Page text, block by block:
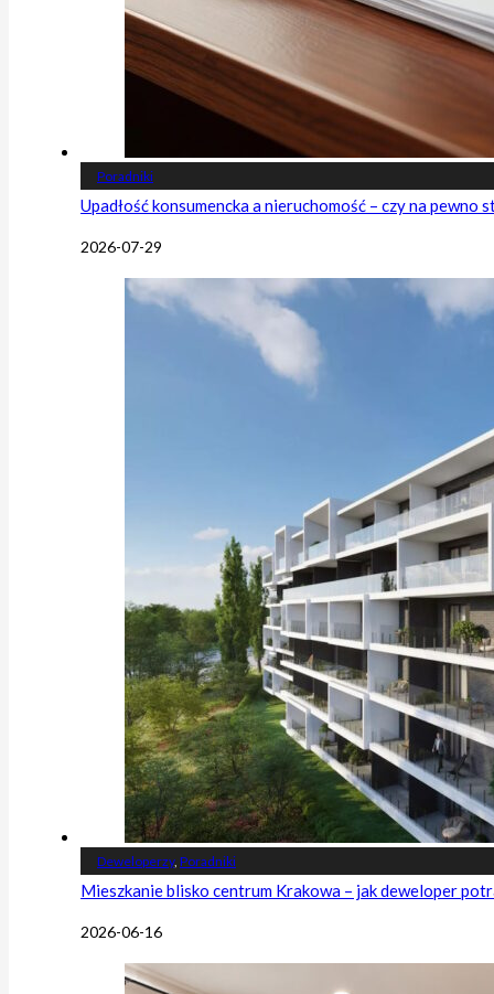
Poradniki
Upadłość konsumencka a nieruchomość – czy na pewno
2026-07-29
Deweloperzy, Poradniki
Mieszkanie blisko centrum Krakowa – jak deweloper
2026-06-16